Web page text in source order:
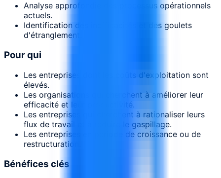
Analyse approfondie des processus opérationnels
actuels.
Identification des inefficacités et des goulets
d'étranglement.
Pour qui
Les entreprises dont les coûts d'exploitation sont
élevés.
Les organisations qui cherchent à améliorer leur
efficacité et leur productivité.
Les entreprises qui cherchent à rationaliser leurs
flux de travail et à réduire le gaspillage.
Les entreprises en période de croissance ou de
restructuration.
Bénéfices clés